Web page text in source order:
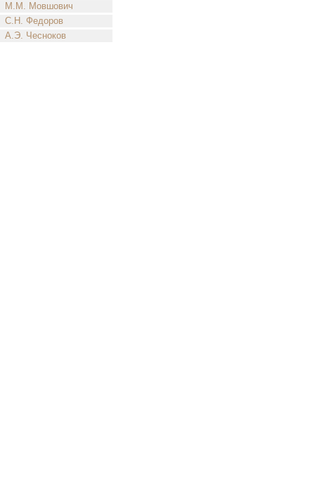
М.М. Мовшович
С.Н. Федоров
А.Э. Чесноков